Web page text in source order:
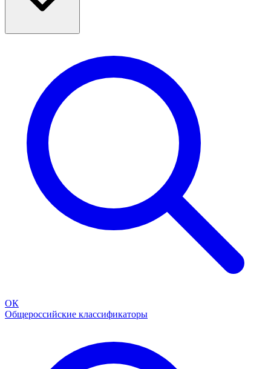
ОК
Общероссийские классификаторы